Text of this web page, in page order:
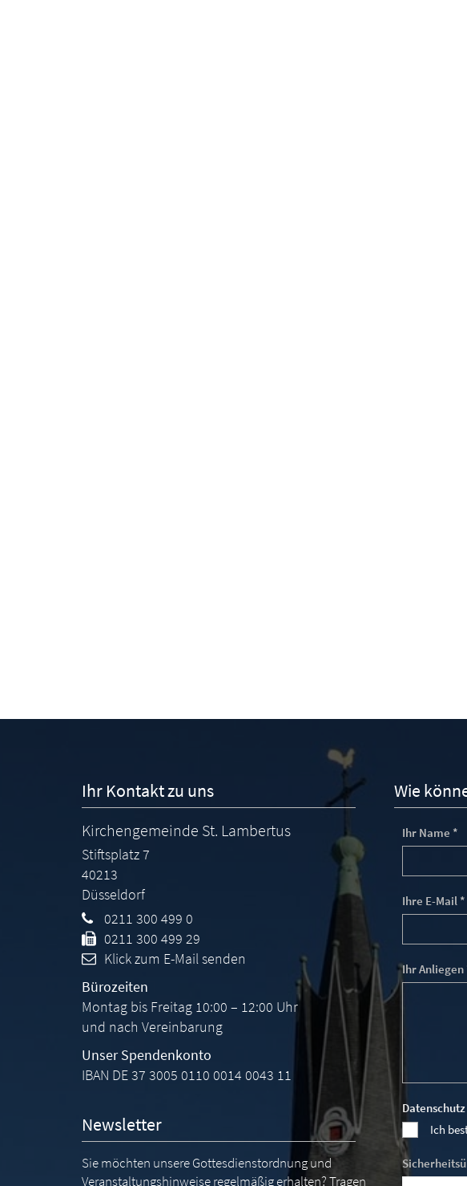
Wie
Ihr Name *
Ihre E-Mail *
Ihr Anliegen
Ich
Ihr Kontakt zu uns
Kirchengemeinde St. Lambertus
Stiftsplatz 7
40213
Düsseldorf
0211 300 499 0
0211 300 499 29
Klick zum E-Mail senden
Bürozeiten
Montag bis Freitag 10:00 – 12:00 Uhr
und nach Vereinbarung
Unser Spendenkonto
IBAN DE 37 3005 0110 0014 0043 11
Newsletter
Sie möchten unsere Gottesdienstordnung und
Veranstaltungshinweise regelmäßig erhalten? Tragen